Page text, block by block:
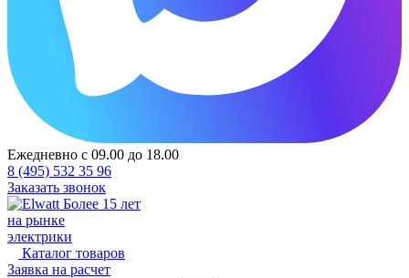
Ежедневно с 09.00 до 18.00
8 (495) 532 35 96
Заказать звонок
Более 15 лет
на рынке
электрики
Каталог товаров
Заявка на расчет